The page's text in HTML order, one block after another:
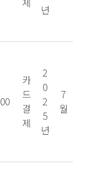
년
00
카
드
결
제
2
0
2
5
년
7
월